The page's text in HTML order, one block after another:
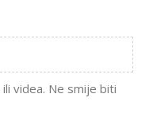
videa. Ne smije biti